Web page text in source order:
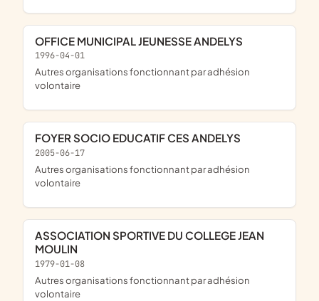
OFFICE MUNICIPAL JEUNESSE ANDELYS
1996-04-01
Autres organisations fonctionnant par adhésion
volontaire
FOYER SOCIO EDUCATIF CES ANDELYS
2005-06-17
Autres organisations fonctionnant par adhésion
volontaire
ASSOCIATION SPORTIVE DU COLLEGE JEAN
MOULIN
1979-01-08
Autres organisations fonctionnant par adhésion
volontaire